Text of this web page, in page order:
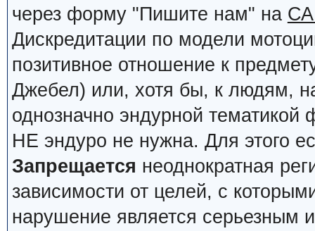
через форму "Пишите нам" на
Дискредитации по модели
позитивное отношение к
Джебел) или, хотя бы, к людям,
однозначно эндурной тематикой
НЕ эндуро не нужна. Для этого
Запрещается неоднократная
зависимости от целей, с
нарушение является серьезным